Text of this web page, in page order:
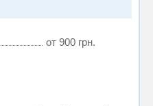
от 900 грн.